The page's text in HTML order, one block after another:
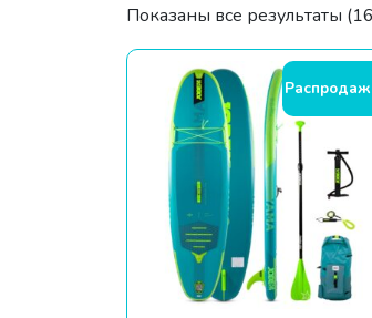
Показаны все результаты